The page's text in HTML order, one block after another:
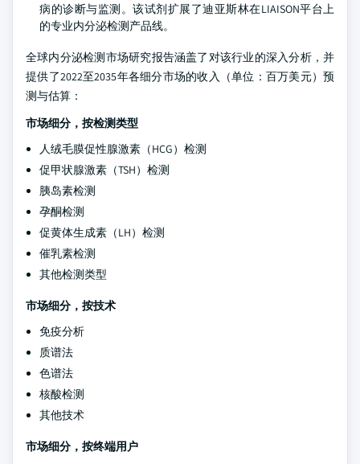
病的诊断与监测。该试剂扩展了迪亚斯林在LIAISON平台上
的专业内分泌检测产品线。
全球内分泌检测市场研究报告涵盖了对该行业的深入分析，并
提供了2022至2035年各细分市场的收入（单位：百万美元）预
测与估算：
市场细分，按检测类型
人绒毛膜促性腺激素（HCG）检测
促甲状腺激素（TSH）检测
胰岛素检测
孕酮检测
促黄体生成素（LH）检测
催乳素检测
其他检测类型
市场细分，按技术
免疫分析
质谱法
色谱法
核酸检测
其他技术
市场细分，按终端用户